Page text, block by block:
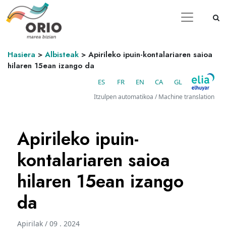
Hasiera > Albisteak > Apirileko ipuin-kontalariaren saioa
hilaren 15ean izango da
ES FR EN CA GL
Itzulpen automatikoa / Machine translation
Apirileko ipuin-
kontalariaren saioa
hilaren 15ean izango
da
Apirilak / 09 . 2024